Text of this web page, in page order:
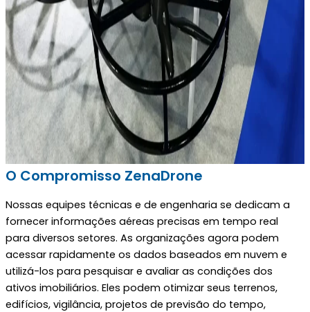
O Compromisso ZenaDrone
Nossas equipes técnicas e de engenharia se dedicam a
fornecer informações aéreas precisas em tempo real
para diversos setores. As organizações agora podem
acessar rapidamente os dados baseados em nuvem e
utilizá-los para pesquisar e avaliar as condições dos
ativos imobiliários. Eles podem otimizar seus terrenos,
edifícios, vigilância, projetos de previsão do tempo,